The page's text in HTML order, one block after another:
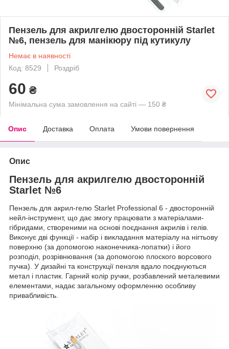
Пензель для акрилгелю двосторонній Starlet
№6, пензель для манікюру під кутикулу
Немає в наявності
Код: 8529
Роздріб
60 ₴
Мінімальна сума замовлення на сайті — 150 ₴
Опис Доставка Оплата Умови повернення
Опис
Пензель для акрилгелю двосторонній
Starlet №6
Пензель для акрил-гелю Starlet Professional 6 - двосторонній
нейл-інструмент, що дає змогу працювати з матеріалами-
гібридами, створеними на основі поєднання акрилів і гелів.
Виконує дві функції - набір і викладання матеріалу на нігтьову
поверхню (за допомогою наконечника-лопатки) і його
розподіл, розрівнювання (за допомогою плоского ворсового
пучка). У дизайні та конструкції пензля вдало поєднуються
метал і пластик. Гарний колір ручки, розбавлений металевими
елементами, надає загальному оформленню особливу
привабливість.